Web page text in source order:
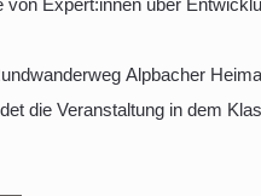
von Expert:innen über
Alpbacher
die Veranstaltung in dem